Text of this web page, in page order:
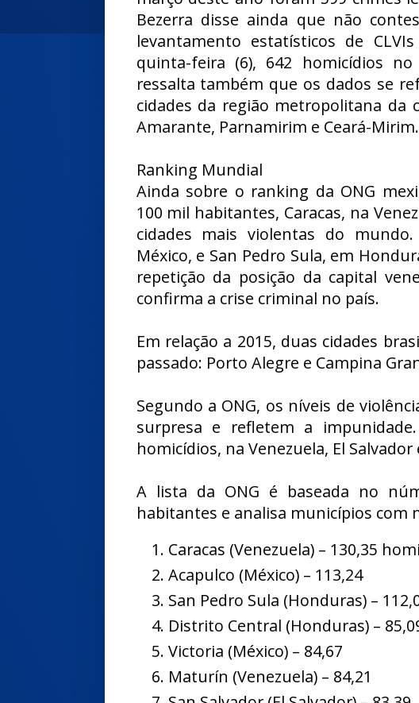
Bezerra disse ainda que não
levantamento estatísticos de
quinta-feira (6), 642 homicídios
ressalta também que os dados se
cidades da região metropolitana da
Amarante, Parnamirim e Ceará-Mirim.
Ranking Mundial
Ainda sobre o ranking da ONG
100 mil habitantes, Caracas, na
cidades mais violentas do
México, e San Pedro Sula, em
repetição da posição da capital
confirma a crise criminal no país.
Em relação a 2015, duas cidades
passado: Porto Alegre e Campina
Segundo a ONG, os níveis de
surpresa e refletem a
homicídios, na Venezuela, El
A lista da ONG é baseada no
habitantes e analisa municípios com
Caracas (Venezuela) – 130,35
Acapulco (México) – 113,24
San Pedro Sula (Honduras) –
Distrito Central (Honduras) –
Victoria (México) – 84,67
Maturín (Venezuela) – 84,21